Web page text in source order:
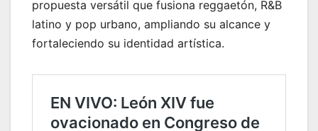
propuesta versátil que fusiona reggaetón, R&B
latino y pop urbano, ampliando su alcance y
fortaleciendo su identidad artística.